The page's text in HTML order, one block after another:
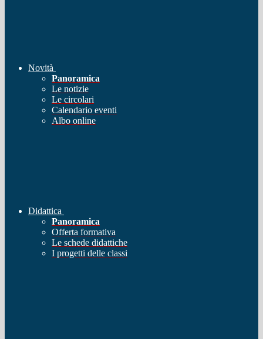
Novità
Panoramica
Le notizie
Le circolari
Calendario eventi
Albo online
Didattica
Panoramica
Offerta formativa
Le schede didattiche
I progetti delle classi